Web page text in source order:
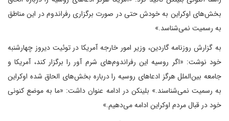
بخش‌های اوکراین به خودش حتی در صورت برگزاری رفراندوم در این مناطق
به رسمیت نمی‌شناسد.»
به گزارش روزنامه گاردین، وزیر امور خارجه آمریکا در توئیت دیروز چهارشنبه
خود نوشت: «اگر روسیه این رفراندوم‌های شرم آور را برگزار کند، آمریکا و
جامعه بین‌الملل هرگز ادعاهای روسیه را درباره بخش‌های الحاق شده اوکراین
به رسمیت نمی‌شناسند.» بلینکن در ادامه عنوان داشت: «ما به موضع کنونی
خود در قبال مردم اوکراین ادامه می‌دهیم.»